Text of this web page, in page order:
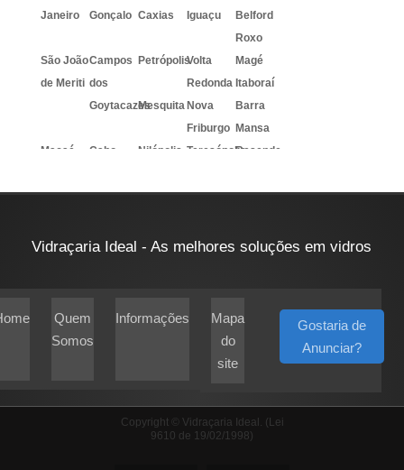
Janeiro
Gonçalo Caxias
Iguaçu
Belford
Roxo
São João
de Meriti
Campos
dos
Goytacazes
PetrópolisVolta
Redonda
Magé
Itaboraí
Mesquita Nova
Friburgo
Barra
Mansa
Macaé
Cabo
Nilópolis TeresópolisResende
Vidraçaria Ideal - As melhores soluções em vidros
Quem
Somos
Informações
Mapa
do
site
Gostaria de
Anunciar?
Copyright © Vidraçaria Ideal. (Lei
9610 de 19/02/1998)